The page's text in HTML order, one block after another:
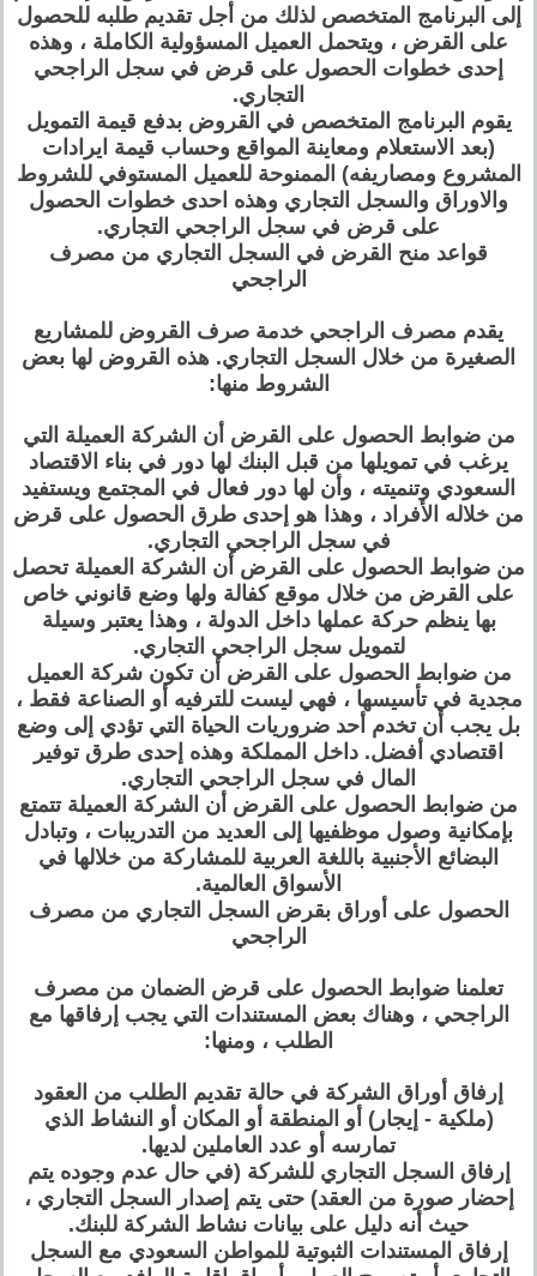
إلى البرنامج المتخصص لذلك من أجل تقديم طلبه للحصول
على القرض ، ويتحمل العميل المسؤولية الكاملة ، وهذه
إحدى خطوات الحصول على قرض في سجل الراجحي
التجاري.
يقوم البرنامج المتخصص في القروض بدفع قيمة التمويل
(بعد الاستعلام ومعاينة المواقع وحساب قيمة ايرادات
المشروع ومصاريفه) الممنوحة للعميل المستوفي للشروط
والاوراق والسجل التجاري وهذه احدى خطوات الحصول
على قرض في سجل الراجحي التجاري.
قواعد منح القرض في السجل التجاري من مصرف
الراجحي
يقدم مصرف الراجحي خدمة صرف القروض للمشاريع
الصغيرة من خلال السجل التجاري. هذه القروض لها بعض
الشروط منها:
من ضوابط الحصول على القرض أن الشركة العميلة التي
يرغب في تمويلها من قبل البنك لها دور في بناء الاقتصاد
السعودي وتنميته ، وأن لها دور فعال في المجتمع ويستفيد
من خلاله الأفراد ، وهذا هو إحدى طرق الحصول على قرض
في سجل الراجحي التجاري.
من ضوابط الحصول على القرض أن الشركة العميلة تحصل
على القرض من خلال موقع كفالة ولها وضع قانوني خاص
بها ينظم حركة عملها داخل الدولة ، وهذا يعتبر وسيلة
لتمويل سجل الراجحي التجاري.
من ضوابط الحصول على القرض أن تكون شركة العميل
مجدية في تأسيسها ، فهي ليست للترفيه أو الصناعة فقط ،
بل يجب أن تخدم أحد ضروريات الحياة التي تؤدي إلى وضع
اقتصادي أفضل. داخل المملكة وهذه إحدى طرق توفير
المال في سجل الراجحي التجاري.
من ضوابط الحصول على القرض أن الشركة العميلة تتمتع
بإمكانية وصول موظفيها إلى العديد من التدريبات ، وتبادل
البضائع الأجنبية باللغة العربية للمشاركة من خلالها في
الأسواق العالمية.
الحصول على أوراق بقرض السجل التجاري من مصرف
الراجحي
تعلمنا ضوابط الحصول على قرض الضمان من مصرف
الراجحي ، وهناك بعض المستندات التي يجب إرفاقها مع
الطلب ، ومنها:
إرفاق أوراق الشركة في حالة تقديم الطلب من العقود
(ملكية - إيجار) أو المنطقة أو المكان أو النشاط الذي
تمارسه أو عدد العاملين لديها.
إرفاق السجل التجاري للشركة (في حال عدم وجوده يتم
إحضار صورة من العقد) حتى يتم إصدار السجل التجاري ،
حيث أنه دليل على بيانات نشاط الشركة للبنك.
إرفاق المستندات الثبوتية للمواطن السعودي مع السجل